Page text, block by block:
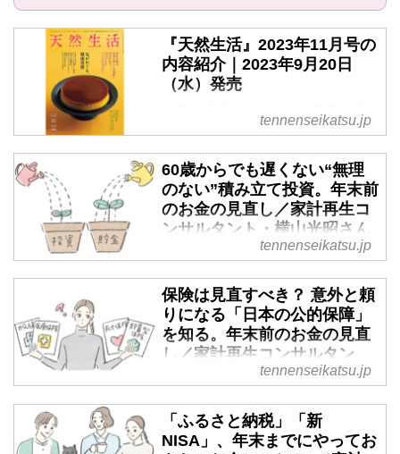
『天然生活』2023年11月号の
内容紹介｜2023年9月20日
（水）発売
『天然生活』2023年11月号が出
来ました。9月20日（水）発売 で
す。定価900円（税込）※地域に
より発売日が異なります
tennenseikatsu.jp
60歳からでも遅くない“無理
のない”積み立て投資。年末前
のお金の見直し／家計再生コ
ンサルタント・横山光昭さん
円安やインフレなどが心配なこの
頃。いまのうちに家計を見直し
て、来年は安心して過ごせるよう
に備えましょう。まず始めたいの
は、いまの支出の見直し。これま
で2万4000件以上の家計を再生し
たファイナンシャルプランナーの
横山光昭さんに、貯金と投資につ
いて伺いました。(『天然生活』
2023年11月号掲載)
tennenseikatsu.jp
保険は見直すべき？ 意外と頼
りになる「日本の公的保障」
を知る。年末前のお金の見直
し／家計再生コンサルタン
ト・横山光昭さん
円安やインフレなどが心配なこの
頃。いまのうちに家計を見直し
て、来年は安心して過ごせるよう
tennenseikatsu.jp
「ふるさと納税」「新
NISA」、年末までにやってお